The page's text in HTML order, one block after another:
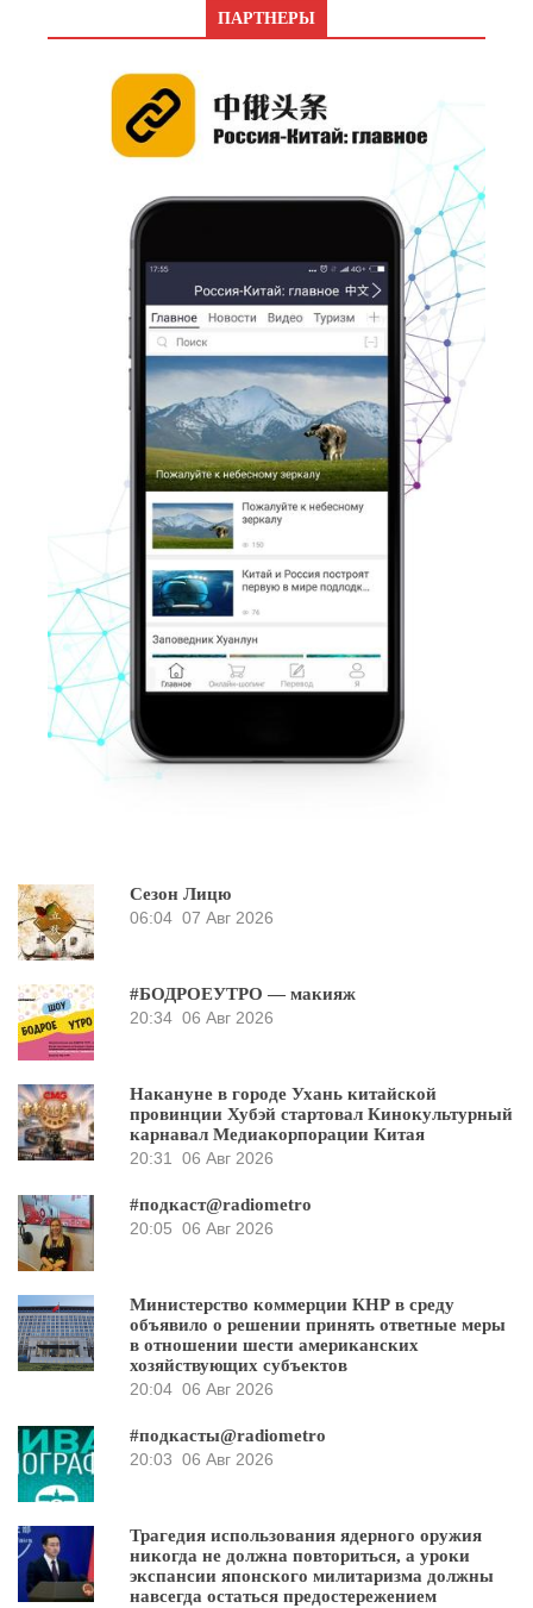
ПАРТНЕРЫ
Сезон Лицю
06:04 07 Авг 2026
#БОДРОЕУТРО — макияж
20:34 06 Авг 2026
Накануне в городе Ухань китайской
провинции Хубэй стартовал Кинокультурный
карнавал Медиакорпорации Китая
20:31
06 Авг 2026
#подкаст@radiometro
20:05 06 Авг 2026
Министерство коммерции КНР в среду
объявило о решении принять ответные меры
в отношении шести американских
хозяйствующих субъектов
20:04 06 Авг 2026
#подкасты@radiometro
20:03 06 Авг 2026
Трагедия использования ядерного оружия
никогда не должна повториться, а уроки
экспансии японского милитаризма должны
навсегда остаться предостережением